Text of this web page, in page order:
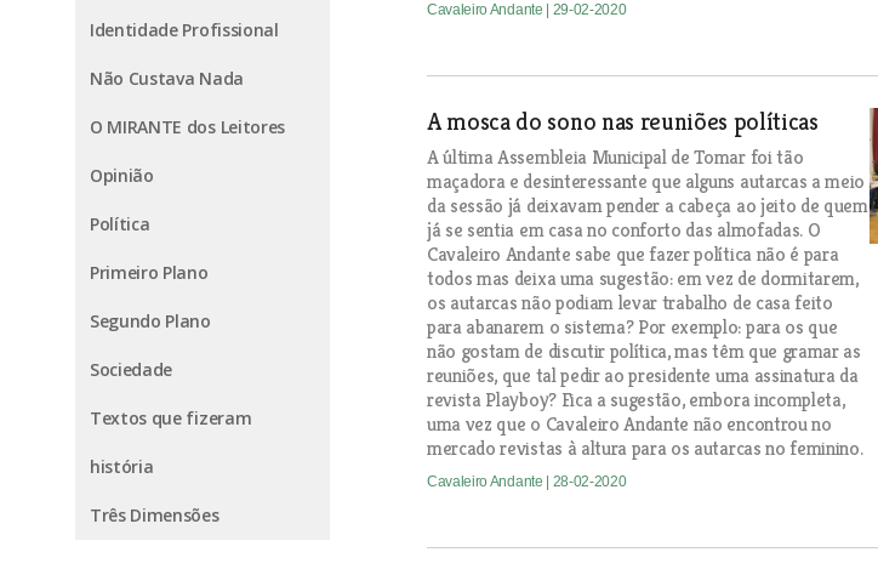
Identidade Profissional
Não Custava Nada
O MIRANTE dos Leitores
Opinião
Política
Primeiro Plano
Segundo Plano
Sociedade
Textos que fizeram
história
Três Dimensões
Cavaleiro Andante | 29-02-2020
A mosca do sono nas reuniões políticas
A última Assembleia Municipal de Tomar foi tão
maçadora e desinteressante que alguns autarcas a meio
da sessão já deixavam pender a cabeça ao jeito de quem
já se sentia em casa no conforto das almofadas. O
Cavaleiro Andante sabe que fazer política não é para
todos mas deixa uma sugestão: em vez de dormitarem,
os autarcas não podiam levar trabalho de casa feito
para abanarem o sistema? Por exemplo: para os que
não gostam de discutir política, mas têm que gramar as
reuniões, que tal pedir ao presidente uma assinatura da
revista Playboy? Fica a sugestão, embora incompleta,
uma vez que o Cavaleiro Andante não encontrou no
mercado revistas à altura para os autarcas no feminino.
Cavaleiro Andante | 28-02-2020